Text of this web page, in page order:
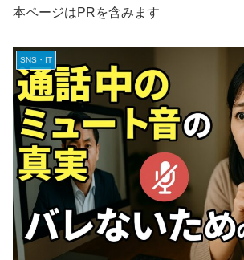
本ページはPRを含みます
SNS・IT